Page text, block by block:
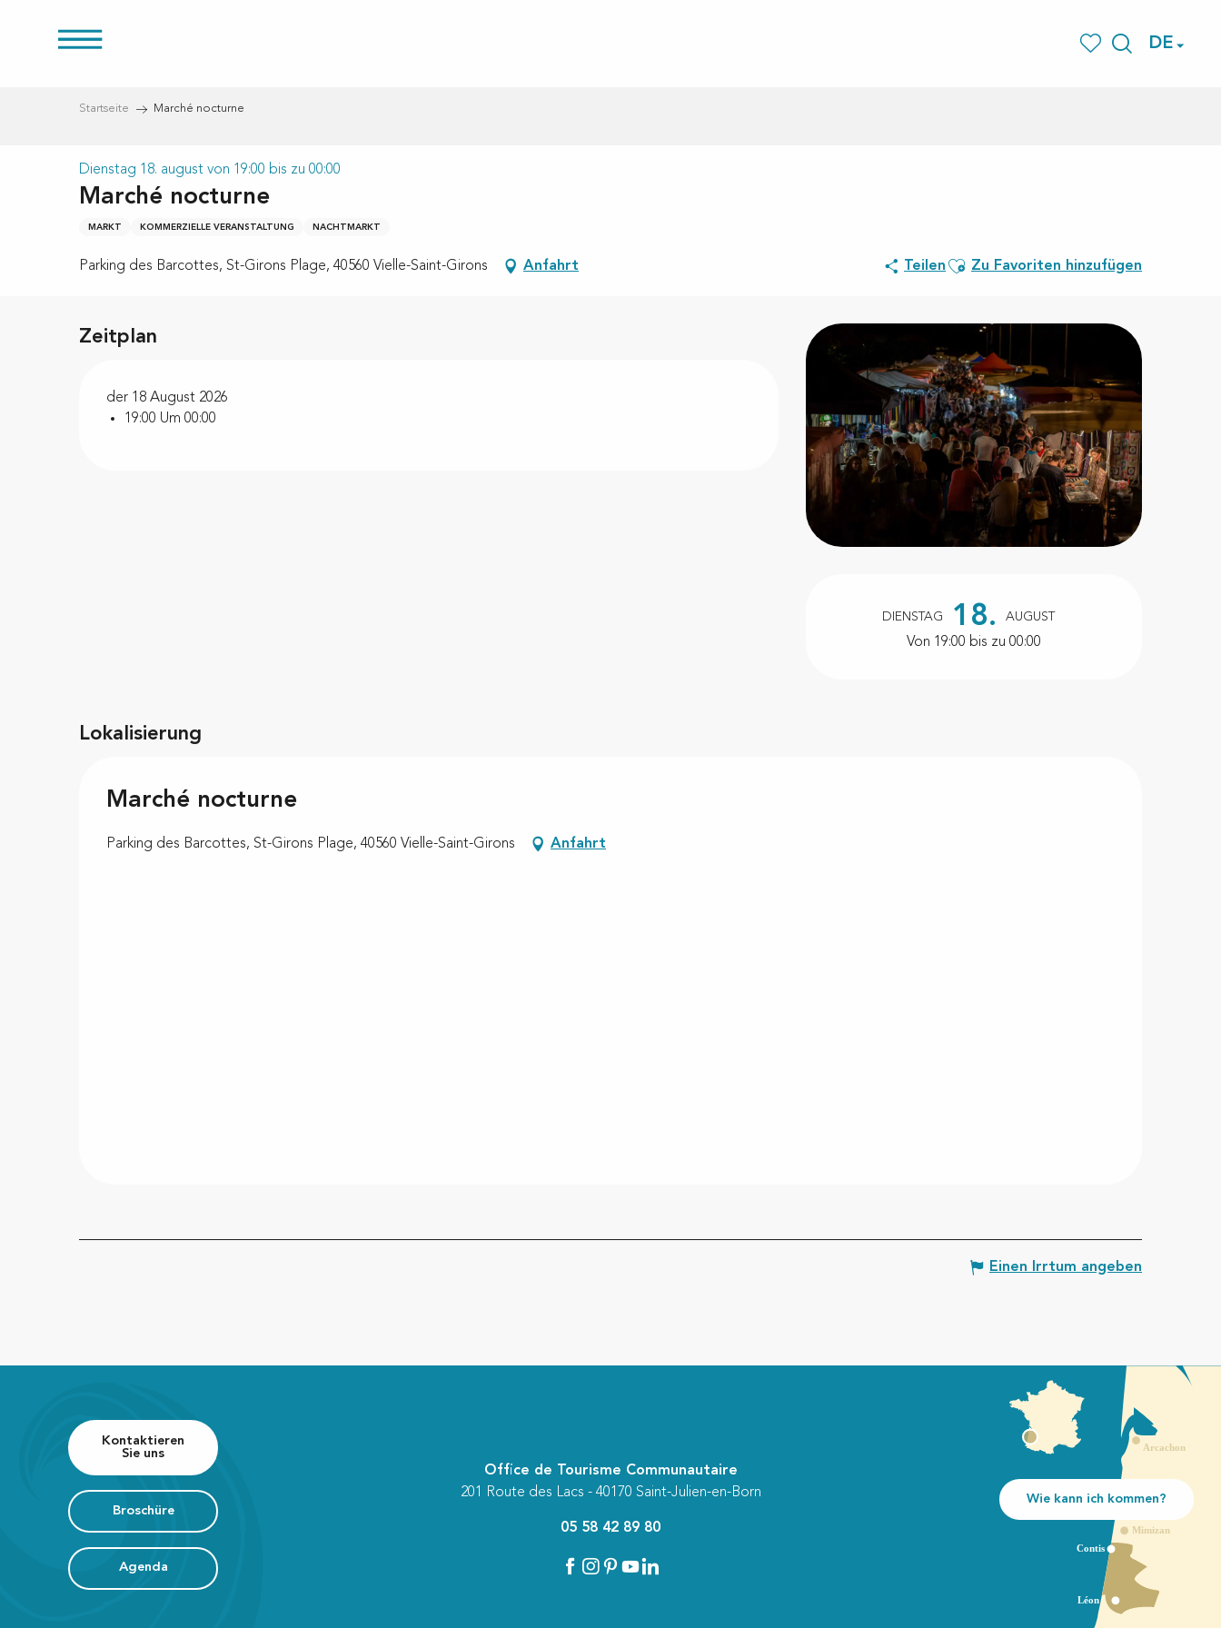
DE
Startseite Marché nocturne
Dienstag 18. august von 19:00 bis zu 00:00
Marché nocturne
MARKT KOMMERZIELLE VERANSTALTUNG NACHTMARKT
Parking des Barcottes, St-Girons Plage, 40560 Vielle-Saint-Girons Anfahrt Teilen Ajouter aux favoris
Zu Favoriten hinzufügen
Öffnungszeiten &
DIENSTAG 18. AUGUST
Von 19:00 bis zu 00:00
Zeitplan
der 18 August 2026
19:00 Um 00:00
Lokalisierung
Marché nocturne
Parking des Barcottes, St-Girons Plage, 40560 Vielle-Saint-Girons Anfahrt
Einen Irrtum angeben
Kontaktieren
Sie uns
Broschüre
Agenda
Office de Tourisme Communautaire
201 Route des Lacs - 40170 Saint-Julien-en-Born
05 58 42 89 80
Wie kann ich kommen?